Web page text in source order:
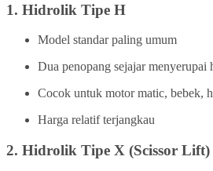
1. Hidrolik Tipe H
Model standar paling umum
Dua penopang sejajar menyerupai
Cocok untuk motor matic, bebek,
Harga relatif terjangkau
2. Hidrolik Tipe X (Scissor Lift)